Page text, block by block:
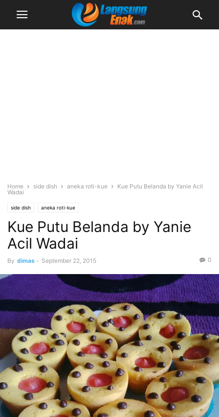
Home side dish aneka roti-kue
Kue Putu Belanda by Yanie Acil
Wadai
side dish aneka roti-kue
Kue Putu Belanda by Yanie
Acil Wadai
By dimas - September 22, 2015 0